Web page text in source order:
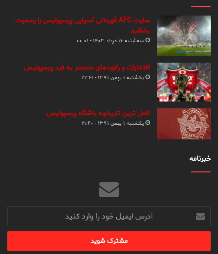
سایت AFC قهرمانی آسیایی پرسپولیس را رسمیت
بخشید
سه‌شنبه ۱۶ مرداد ۱۴۰۳ - ۰۰:۰۱
افتخارات و رکوردهای منحصر به فرد پرسپولیس
یکشنبه ۱ بهمن ۱۳۹۱ - ۲۲:۴۱
کامل ترین تاریخچه باشگاه پرسپولیس
یکشنبه ۱ بهمن ۱۳۹۱ - ۲۱:۴۰
خبرنامه
آدرس
ایمیل
خود
وارد